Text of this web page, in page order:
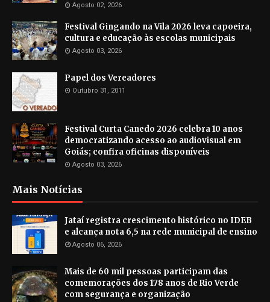
Agosto 02, 2026
Festival Gingando na Vila 2026 leva capoeira,
cultura e educação às escolas municipais
Agosto 03, 2026
Papel dos Vereadores
Outubro 31, 2011
Festival Curta Canedo 2026 celebra 10 anos
democratizando acesso ao audiovisual em
Goiás; confira oficinas disponíveis
Agosto 03, 2026
Mais Notícias
Jataí registra crescimento histórico no IDEB
e alcança nota 6,5 na rede municipal de ensino
Agosto 06, 2026
Mais de 60 mil pessoas participam das
comemorações dos 178 anos de Rio Verde
com segurança e organização